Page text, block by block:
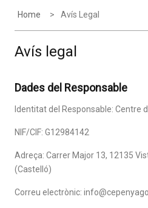
Home Avís Legal
Avís legal
Dades del Responsable
Identitat del Responsable: Centre
NIF/CIF: G12984142
Adreça: Carrer Major 13, 12135
(Castelló)
Correu electrònic: